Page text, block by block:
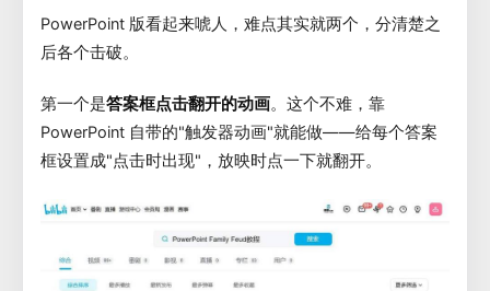
PowerPoint 版看起来唬人，难点其实就两个，分清楚之
后各个击破。
第一个是答案框点击翻开的动画。这个不难，靠
PowerPoint 自带的"触发器动画"就能做——给每个答案
框设置成"点击时出现"，放映时点一下就翻开。